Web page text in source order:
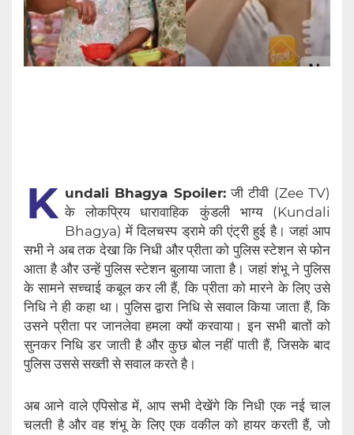
K undali Bhagya Spoiler:जी टीवी (Zee TV)
के लोकप्रिय धारावाहिक कुंडली भाग्य (Kundali
Bhagya) में दिलचस्प ड्रामे की एंट्री हुई है। जहां आप
सभी ने अब तक देखा कि निधी और प्रीता को पुलिस स्टेशन से फोन
आता है और उन्हें पुलिस स्टेशन बुलाया जाता है। जहां शंभू ने पुलिस
के सामने सच्चाई कबूल कर ली हैं, कि प्रीता को मारने के लिए उसे
निधि ने ही कहा था। पुलिस द्वारा निधि से सवाल किया जाता हैं, कि
उसने प्रीता पर जानलेवा हमला क्यों करवाया। इन सभी बातों को
सुनकर निधि डर जाती है और कुछ बोल नहीं पाती हैं, जिसके बाद
पुलिस उससे सख्ती से सवाल करते है।
अब आने वाले एपिसोड में, आप सभी देखेंगे कि निधी एक नई चाल
चलती है और वह शंभू के लिए एक वकील को हायर करती हैं, जो